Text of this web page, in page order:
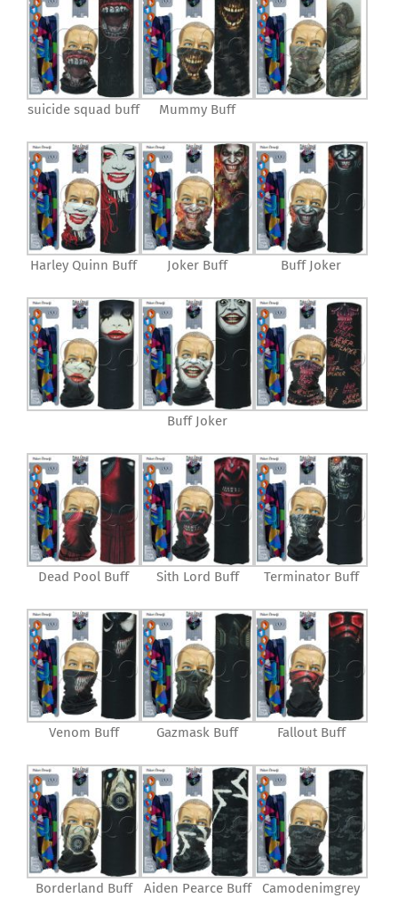
suicide squad buff Mummy Buff
Harley Quinn Buff Joker Buff Buff Joker
Buff Joker
Dead Pool Buff Sith Lord Buff Terminator Buff
Venom Buff Gazmask Buff Fallout Buff
Borderland Buff Aiden Pearce Buff
Camodenimgrey